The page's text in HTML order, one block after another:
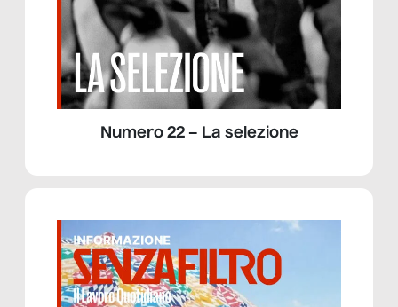
Numero 22 – La selezione